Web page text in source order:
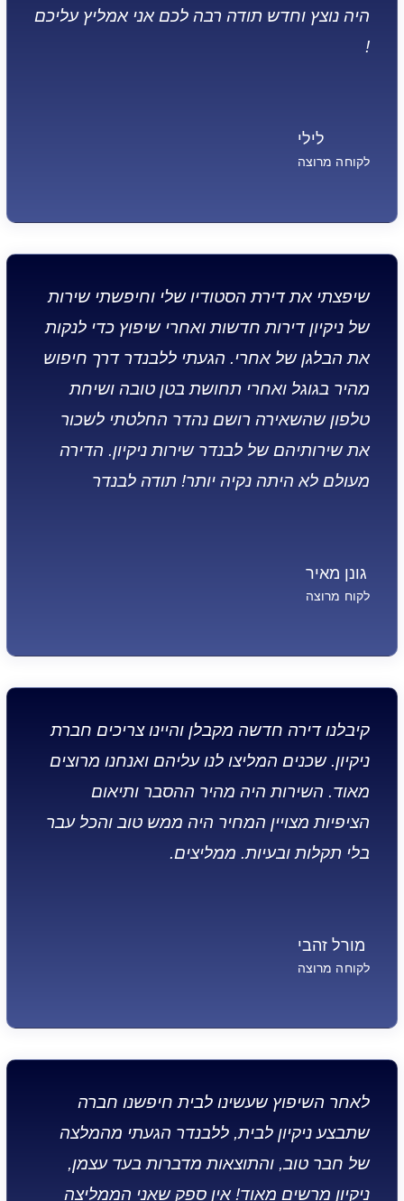
היה נוצץ וחדש תודה רבה לכם אני אמליץ עליכם
!
לילי
לקוחה מרוצה
שיפצתי את דירת הסטודיו שלי וחיפשתי שירות
של ניקיון דירות חדשות ואחרי שיפוץ כדי לנקות
את הבלגן של אחרי. הגעתי ללבנדר דרך חיפוש
מהיר בגוגל ואחרי תחושת בטן טובה ושיחת
טלפון שהשאירה רושם נהדר החלטתי לשכור
את שירותיהם של לבנדר שירות ניקיון. הדירה
מעולם לא היתה נקיה יותר! תודה לבנדר
גונן מאיר
לקוח מרוצה
קיבלנו דירה חדשה מקבלן והיינו צריכים חברת
ניקיון. שכנים המליצו לנו עליהם ואנחנו מרוצים
מאוד. השירות היה מהיר ההסבר ותיאום
הציפיות מצויין המחיר היה ממש טוב והכל עבר
בלי תקלות ובעיות. ממליצים.
מורל זהבי
לקוחה מרוצה
לאחר השיפוץ שעשינו לבית חיפשנו חברה
שתבצע ניקיון לבית, ללבנדר הגעתי מהמלצה
של חבר טוב, והתוצאות מדברות בעד עצמן,
ניקיון מרשים מאוד! אין ספק שאני הממליצה